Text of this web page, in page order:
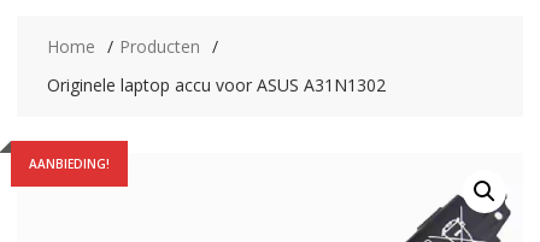
Home
Producten
Originele laptop accu voor ASUS A31N1302
AANBIEDING!